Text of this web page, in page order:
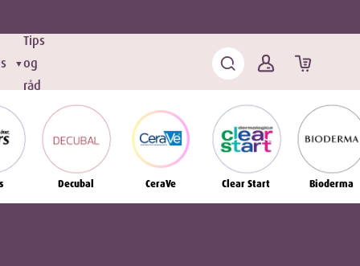
▼
Tips
og
råd
Decubal CeraVe Clear Start Bioderma